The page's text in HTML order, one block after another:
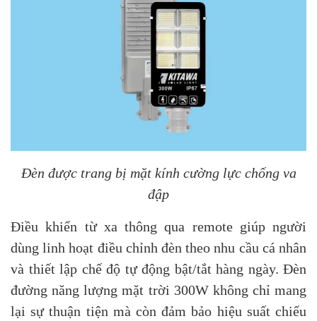
Đèn được trang bị mặt kính cường lực chống va
đập
Điều khiển từ xa thông qua remote giúp người
dùng linh hoạt điều chỉnh đèn theo nhu cầu cá nhân
và thiết lập chế độ tự động bật/tắt hàng ngày. Đèn
đường năng lượng mặt trời 300W không chỉ mang
lại sự thuận tiện mà còn đảm bảo hiệu suất chiếu